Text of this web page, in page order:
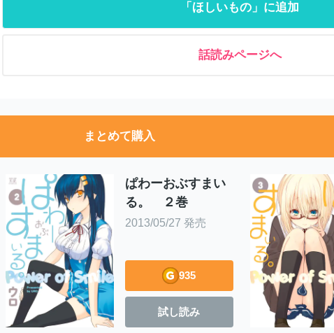
「ほしいもの」に追加
話読みページへ
まとめて購入
ぱわーおぶすまい
る。 ２巻
2013/05/27 発売
935
試し読み